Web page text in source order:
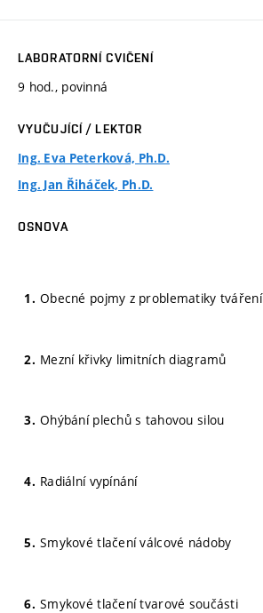
LABORATORNÍ CVIČENÍ
9 hod., povinná
VYUČUJÍCÍ / LEKTOR
Ing. Eva Peterková, Ph.D.
Ing. Jan Řiháček, Ph.D.
OSNOVA
Obecné pojmy z problematiky tváření
Mezní křivky limitních diagramů
Ohýbání plechů s tahovou silou
Radiální vypínání
Smykové tlačení válcové nádoby
Smykové tlačení tvarové součásti